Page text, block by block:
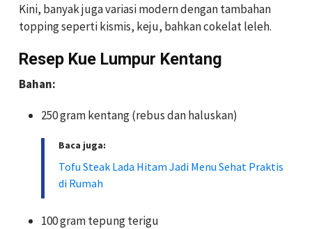
Kini, banyak juga variasi modern dengan tambahan
topping seperti kismis, keju, bahkan cokelat leleh.
Resep Kue Lumpur Kentang
Bahan:
250 gram kentang (rebus dan haluskan)
Baca juga:
Tofu Steak Lada Hitam Jadi Menu Sehat Praktis
di Rumah
100 gram tepung terigu